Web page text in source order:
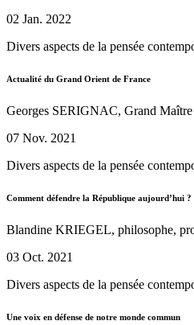
02 Jan. 2022
Divers aspects de la pensée
Actualité du Grand Orient de France
Georges SERIGNAC, Grand
07 Nov. 2021
Divers aspects de la pensée
Comment défendre la République aujourd’hui ?
Blandine KRIEGEL, philosophe,
03 Oct. 2021
Divers aspects de la pensée
Une voix en défense de notre monde commun